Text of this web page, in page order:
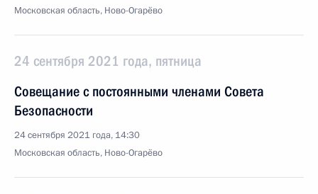
Московская область, Ново-Огарёво
24 сентября 2021 года, пятница
Совещание с постоянными членами Совета
Безопасности
24 сентября 2021 года, 14:30
Московская область, Ново-Огарёво